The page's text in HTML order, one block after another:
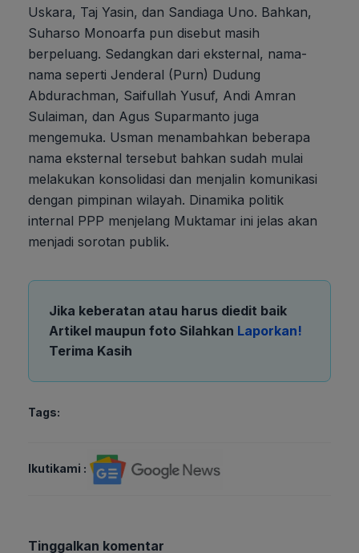
Uskara, Taj Yasin, dan Sandiaga Uno. Bahkan,
Suharso Monoarfa pun disebut masih
berpeluang. Sedangkan dari eksternal, nama-
nama seperti Jenderal (Purn) Dudung
Abdurachman, Saifullah Yusuf, Andi Amran
Sulaiman, dan Agus Suparmanto juga
mengemuka. Usman menambahkan beberapa
nama eksternal tersebut bahkan sudah mulai
melakukan konsolidasi dan menjalin komunikasi
dengan pimpinan wilayah. Dinamika politik
internal PPP menjelang Muktamar ini jelas akan
menjadi sorotan publik.
Jika keberatan atau harus diedit baik
Artikel maupun foto Silahkan Laporkan!
Terima Kasih
Tags:
Ikutikami :
Tinggalkan komentar